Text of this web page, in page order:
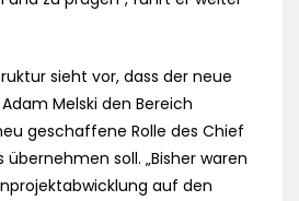
sieht vor, dass der neue
Melski den Bereich
geschaffene Rolle des Chief
soll. „Bisher waren
auf den